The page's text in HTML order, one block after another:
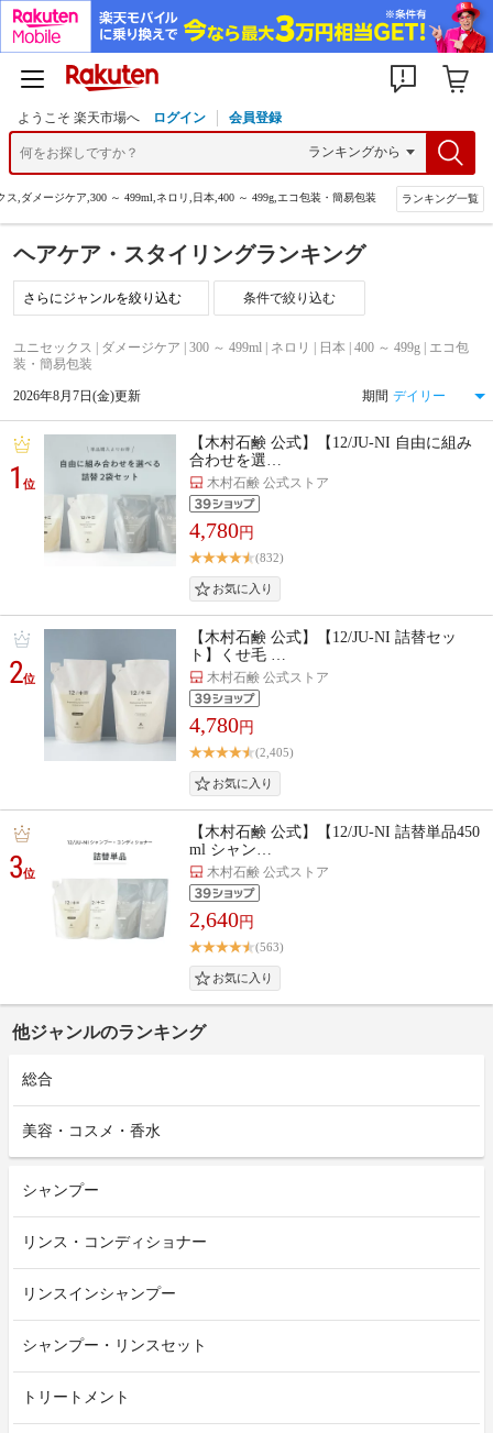
ようこそ 楽天市場へ ログイン 会員登録
ス,ダメージケア,300 ～ 499ml,ネロリ,日本,400 ～ 499g,エコ包装・簡易包装 ランキング一覧
ヘアケア・スタイリングランキング
条件で絞り込む
ユニセックス | ダメージケア | 300 ～ 499ml | ネロリ | 日本 | 400 ～ 499g | エコ包
装・簡易包装
2026年8月7日(金)更新 期間
1位
【木村石鹸 公式】【12/JU-NI 自由に組み
合わせを選…
木村石鹸 公式ストア
4,780円
(832)
2位
【木村石鹸 公式】【12/JU-NI 詰替セッ
ト】くせ毛 …
木村石鹸 公式ストア
4,780円
(2,405)
3位
【木村石鹸 公式】【12/JU-NI 詰替単品450
ml シャン…
木村石鹸 公式ストア
2,640円
(563)
他ジャンルのランキング
総合
美容・コスメ・香水
シャンプー
リンス・コンディショナー
リンスインシャンプー
シャンプー・リンスセット
トリートメント